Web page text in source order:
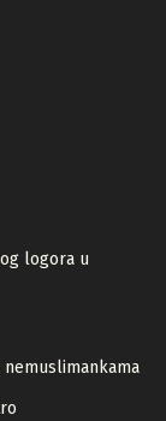
logora u